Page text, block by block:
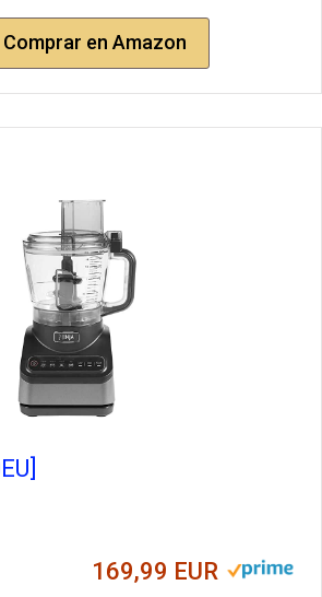
Comprar en Amazon
169,99 EUR